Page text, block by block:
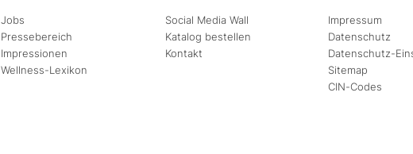
Jobs
Pressebereich
Impressionen
Wellness-Lexikon
Social Media Wall
Katalog bestellen
Kontakt
Impressum
Datenschutz
Datenschutz-
Sitemap
CIN-Codes